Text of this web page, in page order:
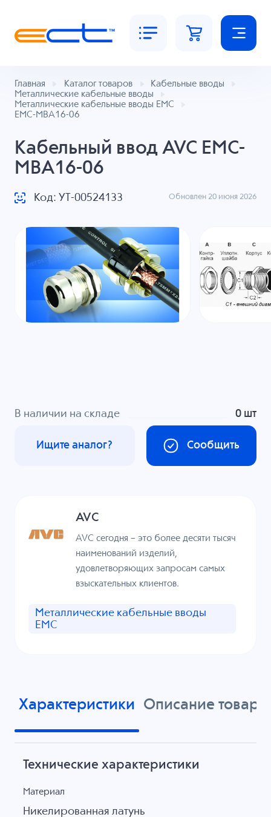
Главная Каталог товаров
Кабельные вводы
Металлические кабельные вводы
Металлические кабельные вводы EMC
EMC-MBA16-06
Кабельный ввод AVC EMC-
MBA16-06
Код: УТ-00524133 Обновлен 20 июня 2026
В наличии на складе 0 шт
Сообщить
Ищите аналог?
AVC
AVC сегодня – это более десяти тысяч
наименований изделий,
удовлетворяющих запросам самых
взыскательных клиентов.
Металлические кабельные вводы
EMC
Характеристики Описание товара
Технические характеристики
Материал
Никелированная латунь